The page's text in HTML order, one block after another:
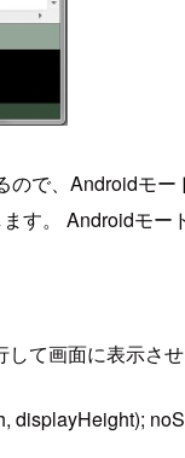
で、Androidモ
す。 Androidモー
て画面に表示さ
displayHeight);